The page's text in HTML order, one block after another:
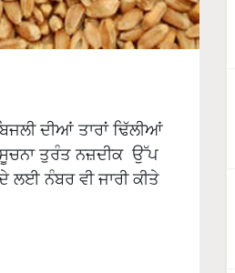
ਦੀਆਂ ਤਾਰਾਂ ਢਿੱਲੀਆਂ
ਸੂਚਨਾ ਤੁਰੰਤ ਨਜ਼ਦੀਕ ਉੱਪ
ਨੰਬਰ ਵੀ ਜਾਰੀ ਕੀਤੇ